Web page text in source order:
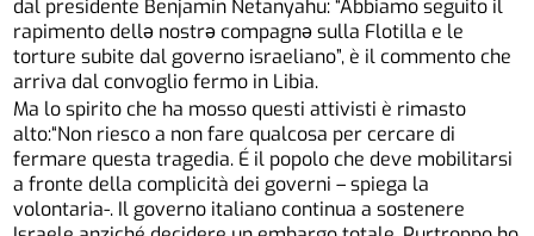
dal presidente Benjamin Netanyahu: “Abbiamo seguito il
rapimento dellə nostrə compagnə sulla Flotilla e le
torture subite dal governo israeliano”, è il commento che
arriva dal convoglio fermo in Libia.
Ma lo spirito che ha mosso questi attivisti è rimasto
alto:“Non riesco a non fare qualcosa per cercare di
fermare questa tragedia. É il popolo che deve mobilitarsi
a fronte della complicità dei governi – spiega la
volontaria-. Il governo italiano continua a sostenere